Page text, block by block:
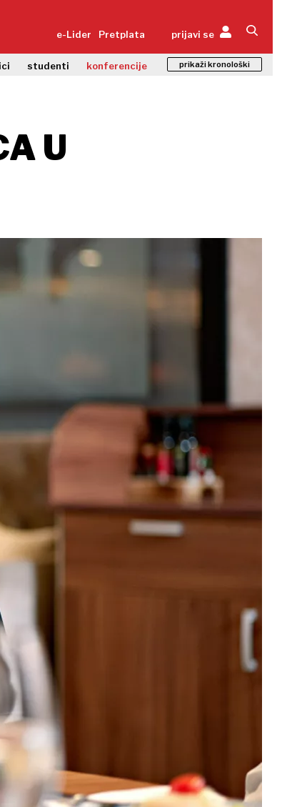
e-Lider Pretplata prijavi se
studenti konferencije prikaži kronološki
U